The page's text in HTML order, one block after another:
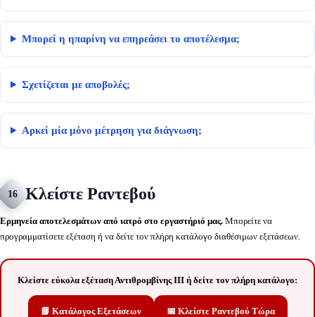
Μπορεί η ηπαρίνη να επηρεάσει το αποτέλεσμα;
Σχετίζεται με αποβολές;
Αρκεί μία μόνο μέτρηση για διάγνωση;
16 Κλείστε Ραντεβού
Ερμηνεία αποτελεσμάτων από ιατρό στο εργαστήριό μας. Μπορείτε να
προγραμματίσετε εξέταση ή να δείτε τον πλήρη κατάλογο διαθέσιμων εξετάσεων.
Κλείστε εύκολα εξέταση Αντιθρομβίνης ΙΙΙ ή δείτε τον πλήρη κατάλογο:
📘 Κατάλογος Εξετάσεων 📅 Κλείστε Ραντεβού Τώρα